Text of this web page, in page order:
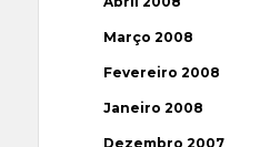
Março 2008
Fevereiro 2008
Janeiro 2008
Dezembro 2007